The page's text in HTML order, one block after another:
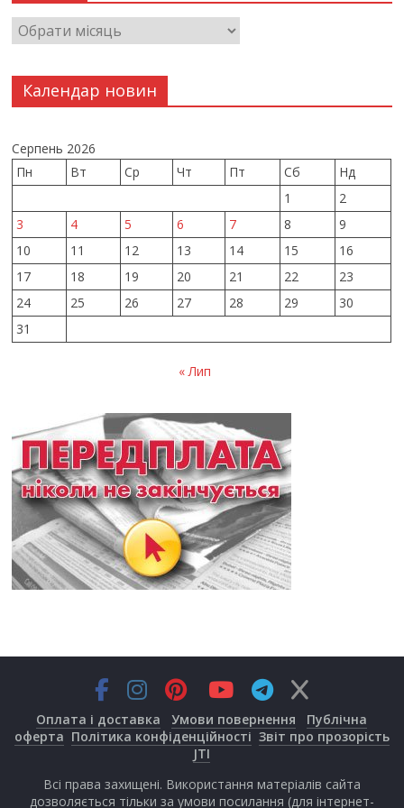
Календар новин
Серпень 2026
Пн
Вт Ср Чт Пт Сб
Нд
1
2
3
4 5 6 7 8
9
10
11 12 13 14 15
16
17
18 19 20 21 22
23
24
25 26 27 28 29
30
31
« Лип
Оплата і доставка Умови повернення
Публічна
оферта Політика конфіденційності Звіт про прозорість
JTI
Всі права захищені. Використання матеріалів сайта
дозволяється тільки за умови посилання (для інтернет-